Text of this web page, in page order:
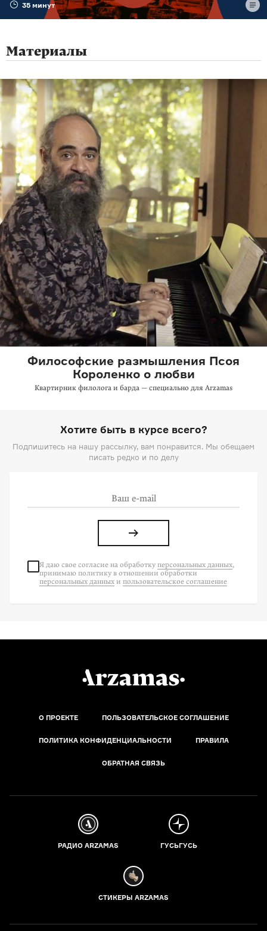
35 минут
Материалы
Философские размышления Псоя
Короленко о любви
Квартирник филолога и барда — специально для Arzamas
Хотите быть в курсе всего?
Подпишитесь на нашу рассылку, вам понравится. Мы обещаем
писать редко и по делу
Я даю свое согласие на обработку персональных данных,
принимаю политику в отношении обработки
персональных данных и пользовательское соглашение
О ПРОЕКТЕ ПОЛЬЗОВАТЕЛЬСКОЕ СОГЛАШЕНИЕ
ПОЛИТИКА КОНФИДЕНЦИАЛЬНОСТИ ПРАВИЛА
ОБРАТНАЯ СВЯЗЬ
РАДИО ARZAMAS ГУСЬГУСЬ
СТИКЕРЫ ARZAMAS